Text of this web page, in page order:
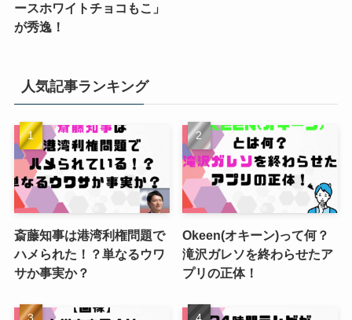
ースホワイトチョコもこ」
が秀逸！
人気記事ランキング
斎藤知事は港湾利権問題で
ハメられた！？単なるウワ
サか事実か？
Okeen(オキーン)って何？
滝沢ガレソを終わらせたア
プリの正体！